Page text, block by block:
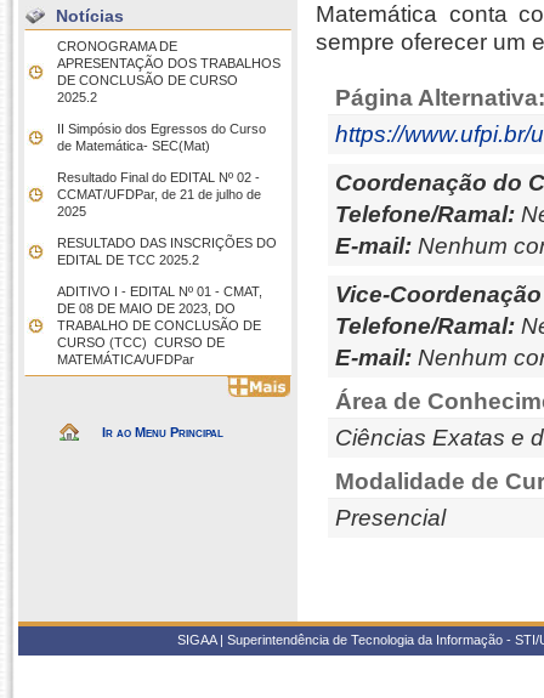
Notícias
CRONOGRAMA DE
APRESENTAÇÃO DOS TRABALHOS
DE CONCLUSÃO DE CURSO 
2025.2
II Simpósio dos Egressos do Curso
de Matemática- SEC(Mat)
Resultado Final do EDITAL Nº 02 -
CCMAT/UFDPar, de 21 de julho de
2025
RESULTADO DAS INSCRIÇÕES DO
EDITAL DE TCC 2025.2
ADITIVO I - EDITAL Nº 01 - CMAT,
DE 08 DE MAIO DE 2023, DO
TRABALHO DE CONCLUSÃO DE
CURSO (TCC)  CURSO DE
MATEMÁTICA/UFDPar
Ir ao Menu Principal
Matemática conta
sempre oferecer um
Página Alternativa:
https://www.ufpi.br/
Coordenação do
Telefone/Ramal:
E-mail: Nenhum
Vice-
Telefone/Ramal:
E-mail: Nenhum
Área de
Ciências Exatas e
Modalidade de
Presencial
SIGAA | Superintendência de Tecnologia da Informação -